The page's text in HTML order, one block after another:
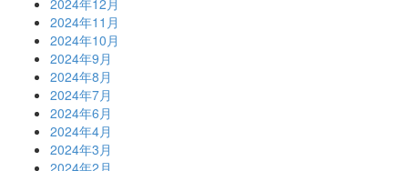
2024年12月
2024年11月
2024年10月
2024年9月
2024年8月
2024年7月
2024年6月
2024年4月
2024年3月
2024年2月